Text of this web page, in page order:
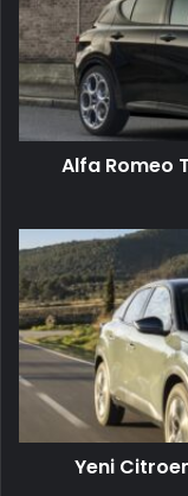
en
iyi
tasarım
ödülünü
kazandı!
Alfa Romeo
Yeni
Citroen
C4
ve
C4
X
Türkiye'de!
ayrıntılar:
Yeni